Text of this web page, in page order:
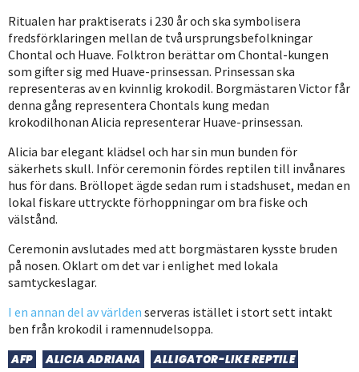
Ritualen har praktiserats i 230 år och ska symbolisera
fredsförklaringen mellan de två ursprungsbefolkningar
Chontal och Huave. Folktron berättar om Chontal-kungen
som gifter sig med Huave-prinsessan. Prinsessan ska
representeras av en kvinnlig krokodil. Borgmästaren Victor får
denna gång representera Chontals kung medan
krokodilhonan Alicia representerar Huave-prinsessan.
Alicia bar elegant klädsel och har sin mun bunden för
säkerhets skull. Inför ceremonin fördes reptilen till invånares
hus för dans. Bröllopet ägde sedan rum i stadshuset, medan en
lokal fiskare uttryckte förhoppningar om bra fiske och
välstånd.
Ceremonin avslutades med att borgmästaren kysste bruden
på nosen. Oklart om det var i enlighet med lokala
samtyckeslagar.
I en annan del av världen serveras istället i stort sett intakt
ben från krokodil i ramennudelsoppa.
AFP ALICIA ADRIANA
ALLIGATOR-LIKE REPTILE